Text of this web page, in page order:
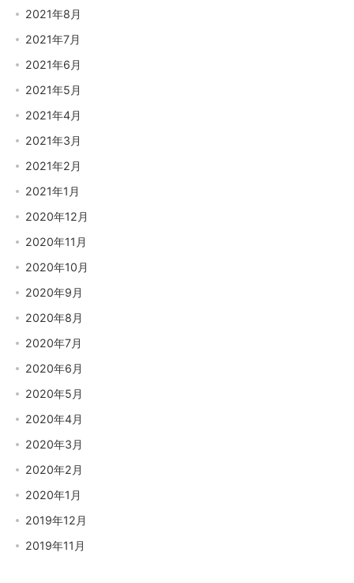
2021年8月
2021年7月
2021年6月
2021年5月
2021年4月
2021年3月
2021年2月
2021年1月
2020年12月
2020年11月
2020年10月
2020年9月
2020年8月
2020年7月
2020年6月
2020年5月
2020年4月
2020年3月
2020年2月
2020年1月
2019年12月
2019年11月